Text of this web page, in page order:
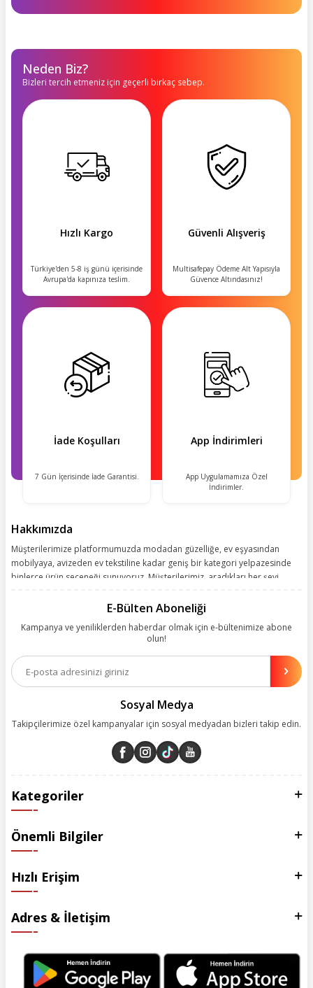
Neden Biz?
Bizleri tercih etmeniz için geçerli birkaç sebep.
Hızlı Kargo
Türkiye'den 5-8 iş günü içerisinde
Avrupa'da kapınıza teslim.
Güvenli Alışveriş
Multisafepay Ödeme Alt Yapısıyla
Güvence Altındasınız!
İade Koşulları
7 Gün İçerisinde İade Garantisi.
App İndirimleri
App Uygulamamıza Özel
İndirimler.
Hakkımızda
Müşterilerimize platformumuzda modadan güzelliğe, ev eşyasından
mobilyaya, avizeden ev tekstiline kadar geniş bir kategori yelpazesinde
binlerce ürün seçeneği sunuyoruz. Müşterilerimiz, aradıkları her şeyi
kolay, kusursuz ve keyifli bir alışveriş yolculuğu sunarken deneyiminize
olanakları sunuyoruz. Çalışmalarımızı müşterilerimizin memnuniyetini
esas alarak yürütüyoruz.
E-Bülten Aboneliği
Kampanya ve yeniliklerden haberdar olmak için e-bültenimize abone
olun!
Sosyal Medya
Takipçilerimize özel kampanyalar için sosyal medyadan bizleri takip edin.
Kategoriler
Önemli Bilgiler
Hızlı Erişim
Adres & İletişim